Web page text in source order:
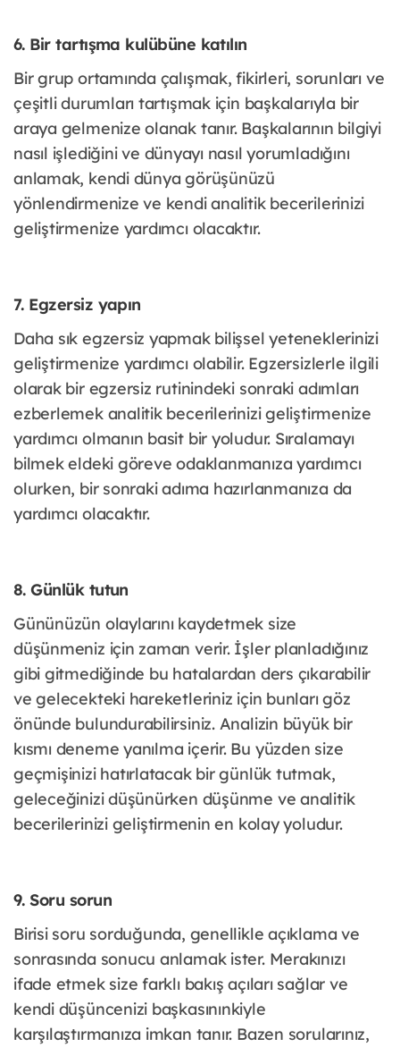
6. Bir tartışma kulübüne katılın
Bir grup ortamında çalışmak, fikirleri, sorunları ve
çeşitli durumları tartışmak için başkalarıyla bir
araya gelmenize olanak tanır. Başkalarının bilgiyi
nasıl işlediğini ve dünyayı nasıl yorumladığını
anlamak, kendi dünya görüşünüzü
yönlendirmenize ve kendi analitik becerilerinizi
geliştirmenize yardımcı olacaktır.
7. Egzersiz yapın
Daha sık egzersiz yapmak bilişsel yeteneklerinizi
geliştirmenize yardımcı olabilir. Egzersizlerle ilgili
olarak bir egzersiz rutinindeki sonraki adımları
ezberlemek analitik becerilerinizi geliştirmenize
yardımcı olmanın basit bir yoludur. Sıralamayı
bilmek eldeki göreve odaklanmanıza yardımcı
olurken, bir sonraki adıma hazırlanmanıza da
yardımcı olacaktır.
8. Günlük tutun
Gününüzün olaylarını kaydetmek size
düşünmeniz için zaman verir. İşler planladığınız
gibi gitmediğinde bu hatalardan ders çıkarabilir
ve gelecekteki hareketleriniz için bunları göz
önünde bulundurabilirsiniz. Analizin büyük bir
kısmı deneme yanılma içerir. Bu yüzden size
geçmişinizi hatırlatacak bir günlük tutmak,
geleceğinizi düşünürken düşünme ve analitik
becerilerinizi geliştirmenin en kolay yoludur.
9. Soru sorun
Birisi soru sorduğunda, genellikle açıklama ve
sonrasında sonucu anlamak ister. Merakınızı
ifade etmek size farklı bakış açıları sağlar ve
kendi düşüncenizi başkasınınkiyle
karşılaştırmanıza imkan tanır. Bazen sorularınız,